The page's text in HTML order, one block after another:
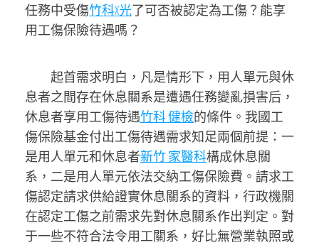
任務中受傷竹科X光了可否被認定為工傷？能享
用工傷保險待遇嗎？
起首需求明白，凡是情形下，用人單元與休
息者之間存在休息關系是遭遇任務變亂損害后，
休息者享用工傷待遇竹科 健檢的條件。我國工
傷保險基金付出工傷待遇需求知足兩個前提：一
是用人單元和休息者新竹 家醫科構成休息關
系，二是用人單元依法交納工傷保險費。請求工
傷認定請求供給證實休息關系的資料，行政機關
在認定工傷之前需求先對休息關系作出判定。對
于一些不符合法令用工關系，好比無營業執照或